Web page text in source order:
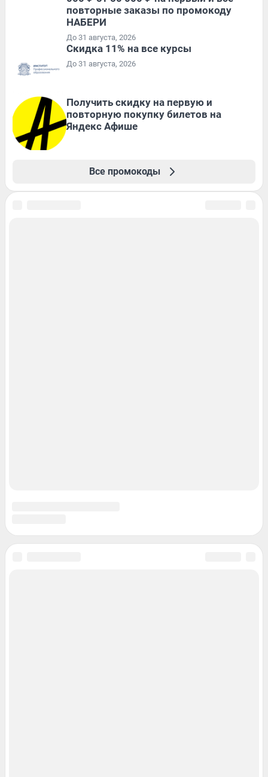
повторные заказы по промокоду
НАБЕРИ
До 31 августа, 2026
Скидка 11% на все курсы
До 31 августа, 2026
Получить скидку на первую и
повторную покупку билетов на
Яндекс Афише
Все промокоды